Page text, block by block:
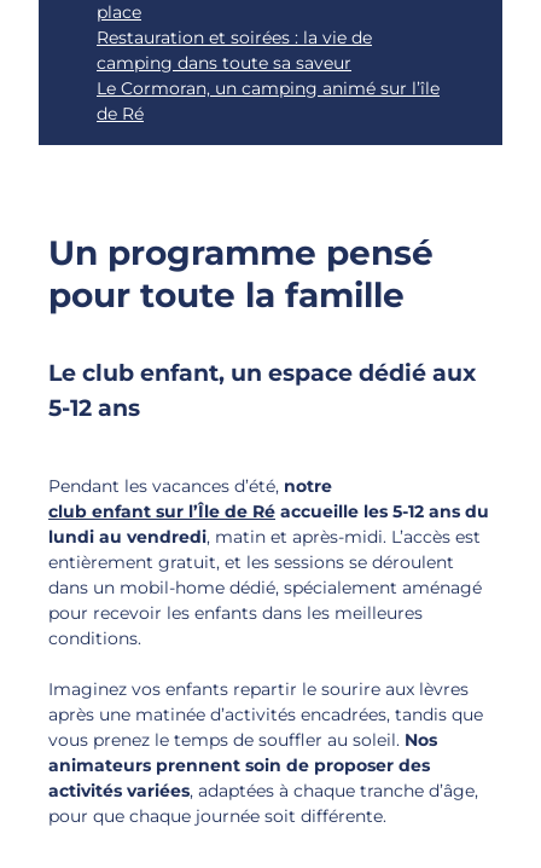
place
Restauration et soirées : la vie de
camping dans toute sa saveur
Le Cormoran, un camping animé sur l’île
de Ré
Un programme pensé
pour toute la famille
Le club enfant, un espace dédié aux
5-12 ans
Pendant les vacances d’été, notre
club enfant sur l’Île de Ré accueille les 5-12 ans du
lundi au vendredi, matin et après-midi. L’accès est
entièrement gratuit, et les sessions se déroulent
dans un mobil-home dédié, spécialement aménagé
pour recevoir les enfants dans les meilleures
conditions.
Imaginez vos enfants repartir le sourire aux lèvres
après une matinée d’activités encadrées, tandis que
vous prenez le temps de souffler au soleil. Nos
animateurs prennent soin de proposer des
activités variées, adaptées à chaque tranche d’âge,
pour que chaque journée soit différente.